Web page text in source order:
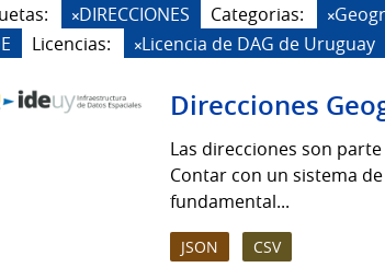
DIRECCIONES Categorias:
Licencias: Licencia de DAG de Uruguay
Direcciones
Las direcciones son
Contar con un sistema
fundamental...
JSON CSV